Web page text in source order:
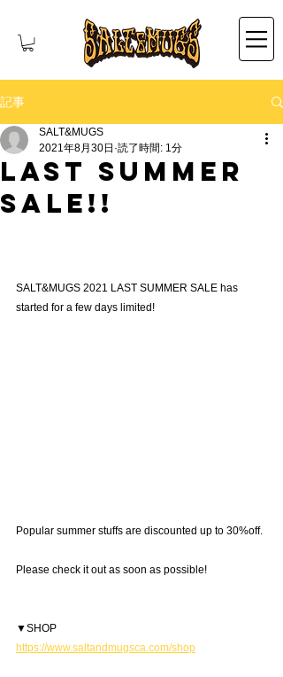
記事
LAST SUMMER
SALE!!
SALT&MUGS
2021年8月30日 読了時間: 1分
SALT&MUGS 2021 LAST SUMMER SALE has
started for a few days limited!
Popular summer stuffs are discounted up to 30%off.
Please check it out as soon as possible!
▼SHOP
https://www.saltandmugsca.com/shop